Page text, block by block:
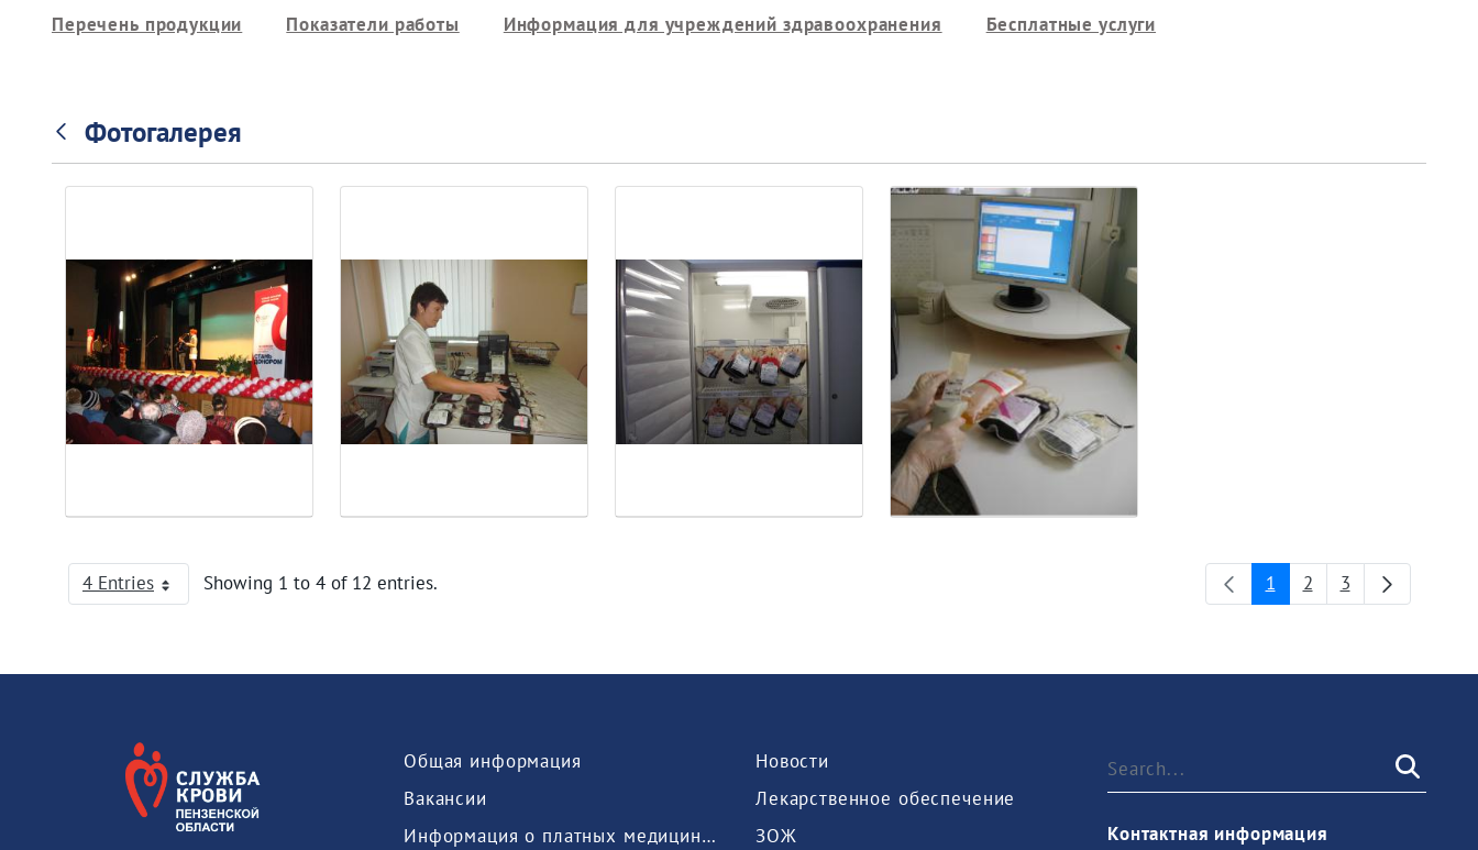
Перечень продукции
Показатели работы Информация для учреждений здравоохранения Бесплатные услуги
Фотогалерея
4 EntriesPer Page Showing 1 to 4 of 12 entries. Page
1 Page
2 Page
3
Общая информация
Вакансии
Информация о платных медицинских услугах, предоставляемых медицинской организацией
Новости
Лекарственное обеспечение
ЗОЖ
Контактная информация